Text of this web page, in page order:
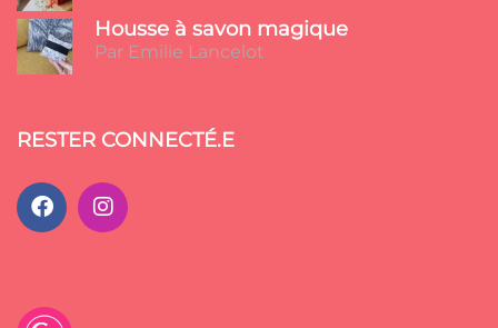
Housse à savon magique
Par Emilie Lancelot
RESTER CONNECTÉ.E